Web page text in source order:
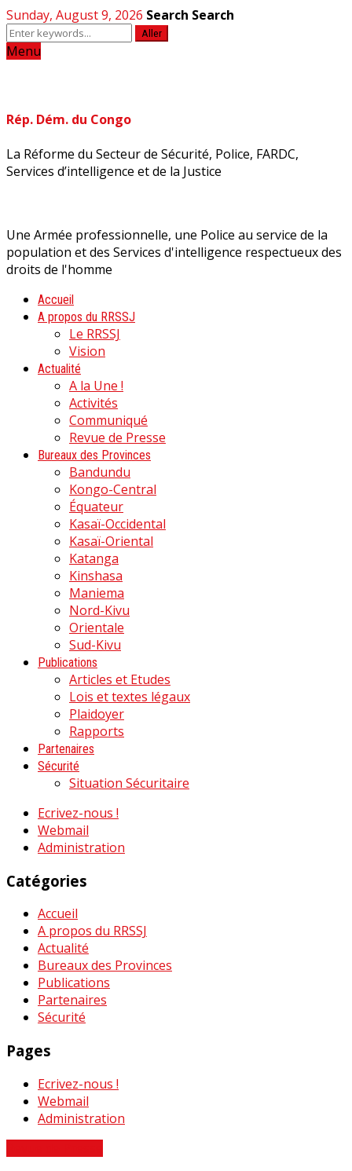
Sunday, August 9, 2026 Search Search
Aller
Menu
Rép. Dém. du Congo
La Réforme du Secteur de Sécurité, Police, FARDC,
Services d’intelligence et de la Justice
Une Armée professionnelle, une Police au service de la
population et des Services d'intelligence respectueux des
droits de l'homme
Accueil
A propos du RRSSJ
Le RRSSJ
Vision
Actualité
A la Une !
Activités
Communiqué
Revue de Presse
Bureaux des Provinces
Bandundu
Kongo-Central
Équateur
Kasaï-Occidental
Kasaï-Oriental
Katanga
Kinshasa
Maniema
Nord-Kivu
Orientale
Sud-Kivu
Publications
Articles et Etudes
Lois et textes légaux
Plaidoyer
Rapports
Partenaires
Sécurité
Situation Sécuritaire
Ecrivez-nous !
Webmail
Administration
Catégories
Accueil
A propos du RRSSJ
Actualité
Bureaux des Provinces
Publications
Partenaires
Sécurité
Pages
Ecrivez-nous !
Webmail
Administration